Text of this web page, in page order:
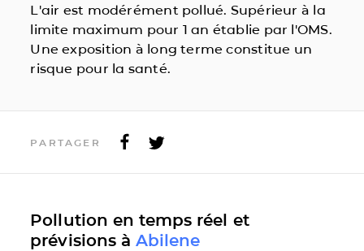
L'air est modérément pollué. Supérieur à la
limite maximum pour 1 an établie par l'OMS.
Une exposition à long terme constitue un
risque pour la santé.
PARTAGER
Pollution en temps réel et
prévisions à Abilene